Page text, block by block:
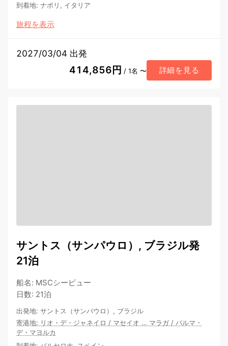
到着地: ナポリ, イタリア
旅程を表示
2027/03/04 出発
414,856円 / 1名 〜 詳細を見る
サントス（サンパウロ）, ブラジル発
21泊
船名: MSCシービュー
日数: 21泊
出発地: サントス（サンパウロ）, ブラジル
寄港地: リオ・デ・ジャネイロ / マセイオ … マラガ / パルマ・
デ・マヨルカ